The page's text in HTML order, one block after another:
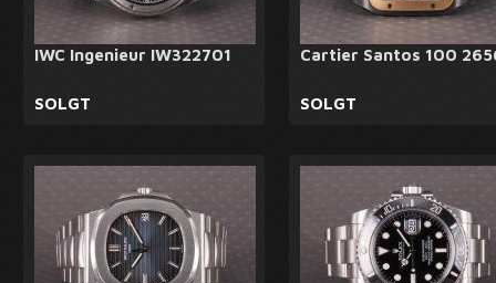
IWC Ingenieur IW322701
SOLGT
Cartier Santos 100
SOLGT